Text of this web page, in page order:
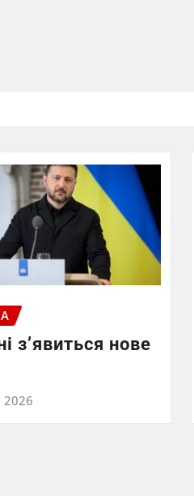
з’явиться нове
2026